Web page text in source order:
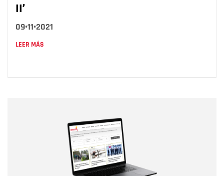
II’
09•11•2021
LEER MÁS
Correo electrónico